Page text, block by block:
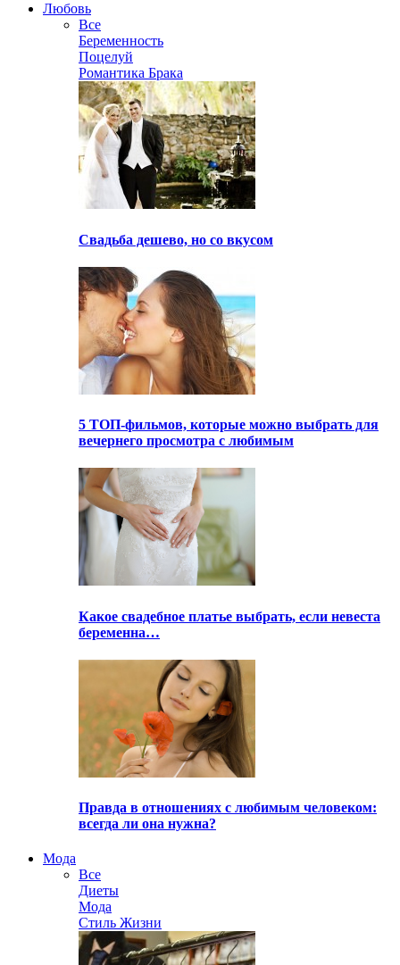
Любовь
Все
Беременность
Поцелуй
Романтика Брака
Свадьба дешево, но со вкусом
5 ТОП-фильмов, которые можно выбрать для
вечернего просмотра с любимым
Какое свадебное платье выбрать, если невеста
беременна…
Правда в отношениях с любимым человеком:
всегда ли она нужна?
Мода
Все
Диеты
Мода
Стиль Жизни